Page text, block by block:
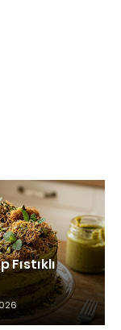
Fıstıklı